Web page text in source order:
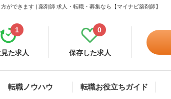
ができます | 薬剤師 求人・転職・募集なら【マイナビ薬剤師】
た求人
1
保存した求人
0
転職ノウハウ 転職お役立ちガイド